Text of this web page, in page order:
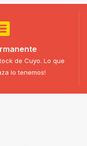
de Cuyo. Lo que
lo tenemos!